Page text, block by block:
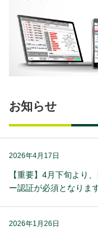
お知らせ
2026年4月17日
【重要】4月下旬より
ー認証が必須となりま
2026年1月26日